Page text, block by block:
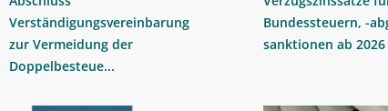
Verständigungsvereinbarung
zur Vermeidung der
Doppelbesteue...
Bundessteuern, -
sanktionen ab 2026